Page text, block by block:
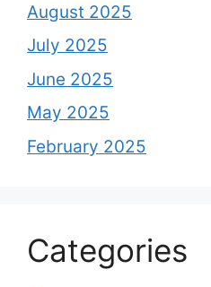
August 2025
July 2025
June 2025
May 2025
February 2025
Categories